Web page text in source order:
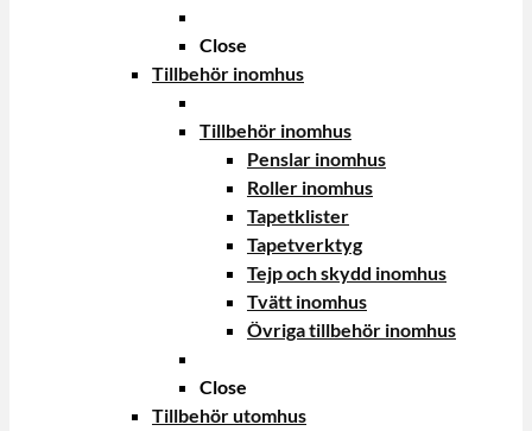
Close
Tillbehör inomhus
Tillbehör inomhus
Penslar inomhus
Roller inomhus
Tapetklister
Tapetverktyg
Tejp och skydd inomhus
Tvätt inomhus
Övriga tillbehör inomhus
Close
Tillbehör utomhus